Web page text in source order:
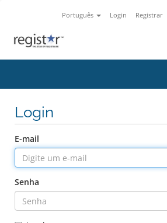
Português Login Registrar
Login
E-mail
Senha